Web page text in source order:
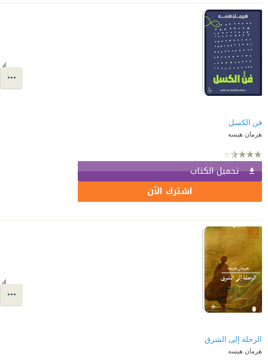
فن الكسل
هرمان هيسه
تحميل الكتاب
اشترك الآن
الرحلة إلى الشرق
هرمان هيسه